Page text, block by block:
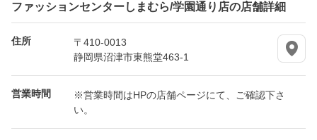
ファッションセンターしまむら/学園通り店の店舗詳細
住所
〒410-0013
静岡県沼津市東熊堂463-1
営業時間
※営業時間はHPの店舗ページにて、ご確認下さ
い。